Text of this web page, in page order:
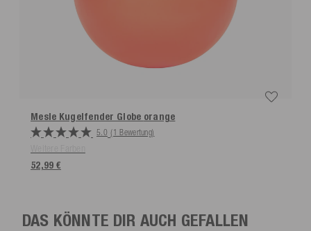
Mesle Kugelfender Globe orange
5.0 (1 Bewertung)
52,99 €
DAS KÖNNTE DIR AUCH GEFALLEN